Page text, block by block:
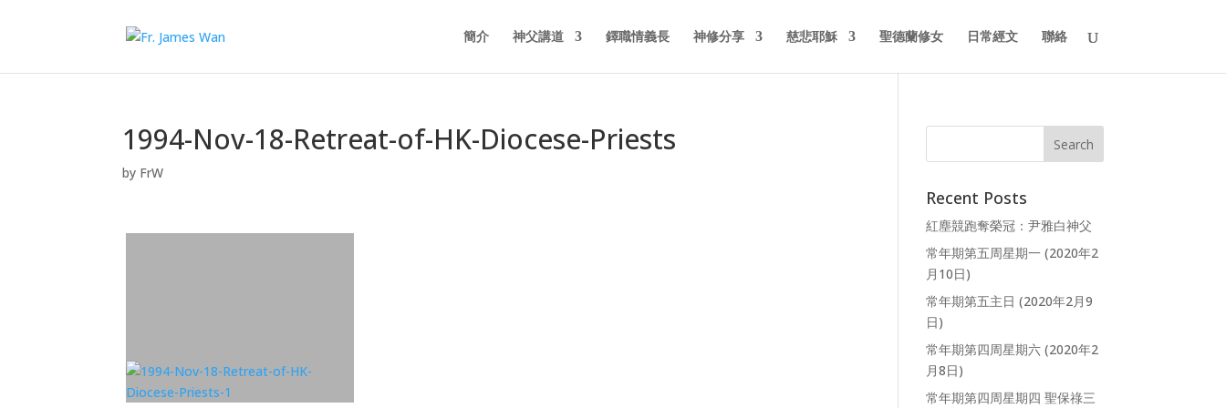
簡介 神父講道 鐸職情義長 神修分享 慈悲耶穌 聖德蘭修女 日常經文 聯絡
1994-Nov-18-Retreat-of-HK-Diocese-Priests
by FrW
Recent Posts
紅塵競跑奪榮冠：尹雅白神父
常年期第五周星期一 (2020年2
月10日)
常年期第五主日 (2020年2月9
日)
常年期第四周星期六 (2020年2
月8日)
常年期第四周星期四 聖保祿三